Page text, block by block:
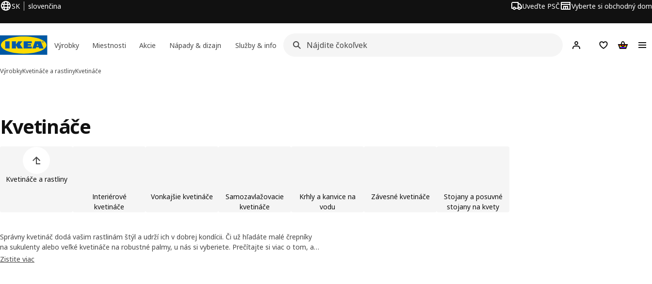
SK slovenčina Uveďte PSČ Vyberte si obchodný dom
Výrobky Miestnosti Akcie Nápady & dizajn Služby & info Hej! Prihlásenie
NákupnýNákupný
VýrobkyKvetináče a rastlinyKvetináče
Kvetináče
Kvetináče a rastliny
Interiérové
kvetináče
Vonkajšie kvetináče
Samozavlažovacie
kvetináče
Krhly a kanvice na
vodu
Závesné kvetináče
Stojany a posuvné
stojany na kvety
Správny kvetináč dodá vašim rastlinám štýl a udrží ich v dobrej kondícii. Či už hľadáte malé črepníky
na sukulenty alebo veľké kvetináče na robustné palmy, u nás si vyberiete. Prečítajte si viac o tom, aké
kvetináče nájdete v našom sortimente.
Zistite viac